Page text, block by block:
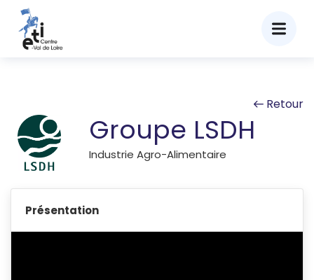
Retour
Groupe LSDH
Industrie Agro-Alimentaire
Présentation